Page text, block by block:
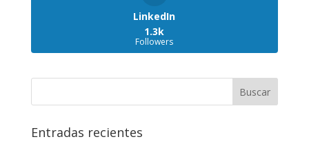
LinkedIn
1.3k
Followers
Entradas recientes